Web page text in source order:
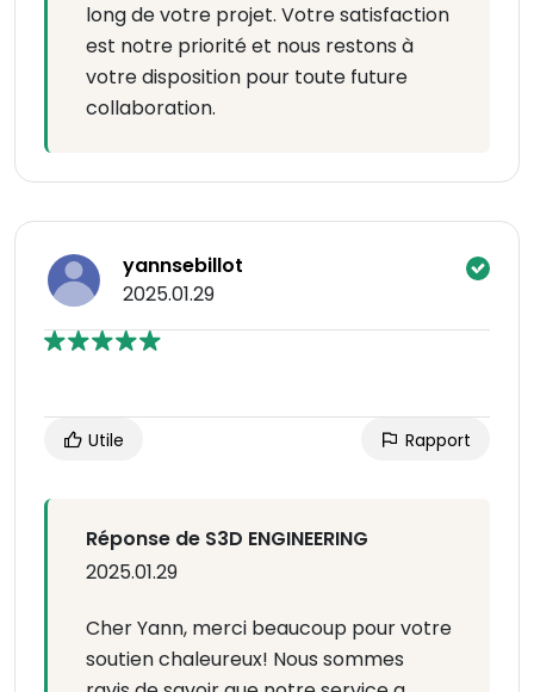
long de votre projet. Votre satisfaction
est notre priorité et nous restons à
votre disposition pour toute future
collaboration.
yannsebillot
2025.01.29
Utile Rapport
Réponse de S3D ENGINEERING
2025.01.29
Cher Yann, merci beaucoup pour votre
soutien chaleureux! Nous sommes